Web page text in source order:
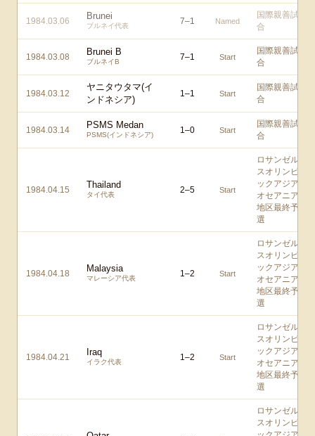
1984.03.06 Brunei
ブルネイ代表 7–1 Named
国際親善試
合
1984.03.08 Brunei B
ブルネイB 7–1 Start
国際親善試
合
1984.03.12
ヤニタウタマ(イ
ンドネシア)
1–1 Start
国際親善試
合
1984.03.14 PSMS Medan
PSMS(インドネシア) 1–0 Start
国際親善試
合
1984.04.15 Thailand
タイ代表 2–5 Start
ロサンゼル
スオリンピ
ックアジア/
オセアニア
地区最終予
選
1984.04.18 Malaysia
マレーシア代表 1–2 Start
ロサンゼル
スオリンピ
ックアジア/
オセアニア
地区最終予
選
1984.04.21 Iraq
イラク代表 1–2 Start
ロサンゼル
スオリンピ
ックアジア/
オセアニア
地区最終予
選
ロサンゼル
スオリンピ